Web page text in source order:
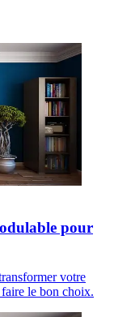
pour
votre
le bon choix.